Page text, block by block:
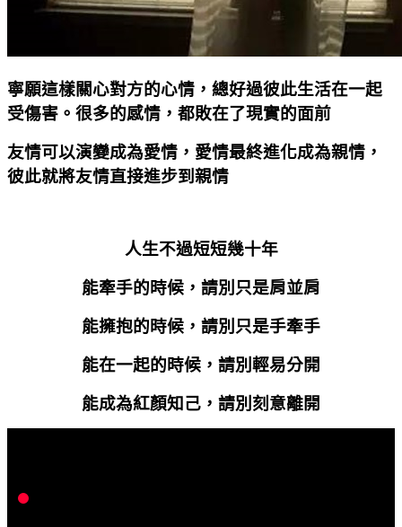
寧願這樣關心對方的心情，總好過彼此生活在一起
受傷害。很多的感情，都敗在了現實的面前
友情可以演變成為愛情，愛情最終進化成為親情，
彼此就將友情直接進步到親情
人生不過短短幾十年
能牽手的時候，請別只是肩並肩
能擁抱的時候，請別只是手牽手
能在一起的時候，請別輕易分開
能成為紅顏知己，請別刻意離開